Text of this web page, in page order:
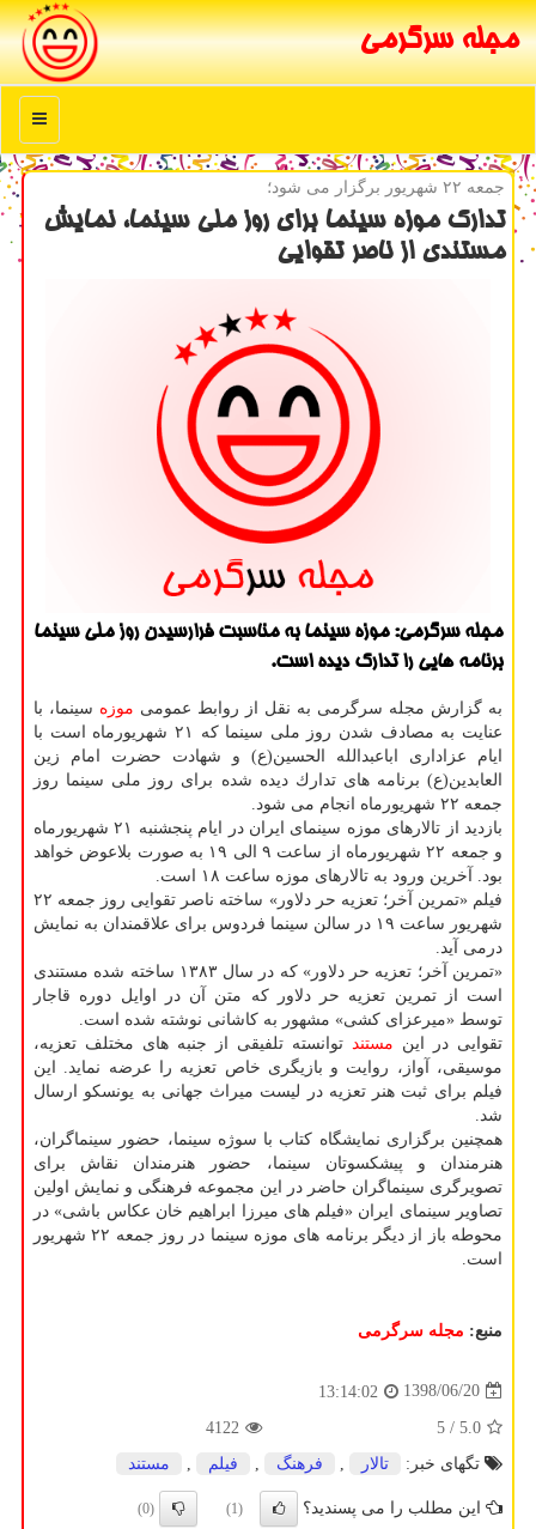
مجله سرگرمی
منو
جمعه ۲۲ شهریور برگزار می شود؛
تدارك موزه سینما برای روز ملی سینما، نمایش
مستندی از ناصر تقوایی
مجله سرگرمی: موزه سینما به مناسبت فرارسیدن روز ملی سینما
برنامه هایی را تدارك دیده است.
به گزارش مجله سرگرمی به نقل از روابط عمومی موزه سینما، با
عنایت به مصادف شدن روز ملی سینما كه ۲۱ شهریورماه است با
ایام عزاداری اباعبدالله الحسین(ع) و شهادت حضرت امام زین
العابدین(ع) برنامه های تدارك دیده شده برای روز ملی سینما روز
جمعه ۲۲ شهریورماه انجام می شود.
بازدید از تالارهای موزه سینمای ایران در ایام پنجشنبه ۲۱ شهریورماه
و جمعه ۲۲ شهریورماه از ساعت ۹ الی ۱۹ به صورت بلاعوض خواهد
بود. آخرین ورود به تالارهای موزه ساعت ۱۸ است.
فیلم «تمرین آخر؛ تعزیه حر دلاور» ساخته ناصر تقوایی روز جمعه ۲۲
شهریور ساعت ۱۹ در سالن سینما فردوس برای علاقمندان به نمایش
درمی آید.
«تمرین آخر؛ تعزیه حر دلاور» كه در سال ۱۳۸۳ ساخته شده مستندی
است از تمرین تعزیه حر دلاور كه متن آن در اوایل دوره قاجار
توسط «میرعزای كشی» مشهور به كاشانی نوشته شده است.
تقوایی در این مستند توانسته تلفیقی از جنبه های مختلف تعزیه،
موسیقی، آواز، روایت و بازیگری خاص تعزیه را عرضه نماید. این
فیلم برای ثبت هنر تعزیه در لیست میراث جهانی به یونسكو ارسال
شد.
همچنین برگزاری نمایشگاه كتاب با سوژه سینما، حضور سینماگران،
هنرمندان و پیشكسوتان سینما، حضور هنرمندان نقاش برای
تصویرگری سینماگران حاضر در این مجموعه فرهنگی و نمایش اولین
تصاویر سینمای ایران «فیلم های میرزا ابراهیم خان عكاس باشی» در
محوطه باز از دیگر برنامه های موزه سینما در روز جمعه ۲۲ شهریور
است.
منبع: مجله سرگرمی
1398/06/20
13:14:02
5.0
/ 5
4122
تگهای خبر:
تالار فرهنگ فیلم مستند
این مطلب را می پسندید؟ (1)
(0)